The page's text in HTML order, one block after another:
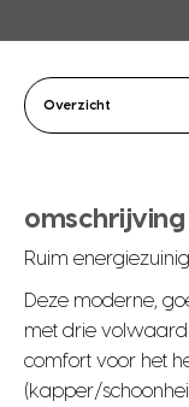
Overzicht
omschrijving
Ruim
Deze moderne,
met drie
comfort voor het
(kapper/